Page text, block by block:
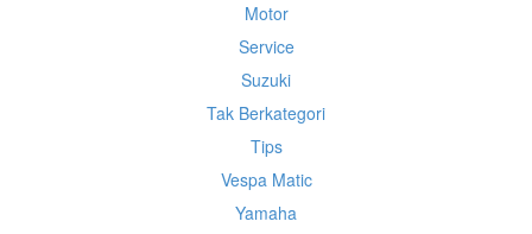
Motor
Service
Suzuki
Tak Berkategori
Tips
Vespa Matic
Yamaha